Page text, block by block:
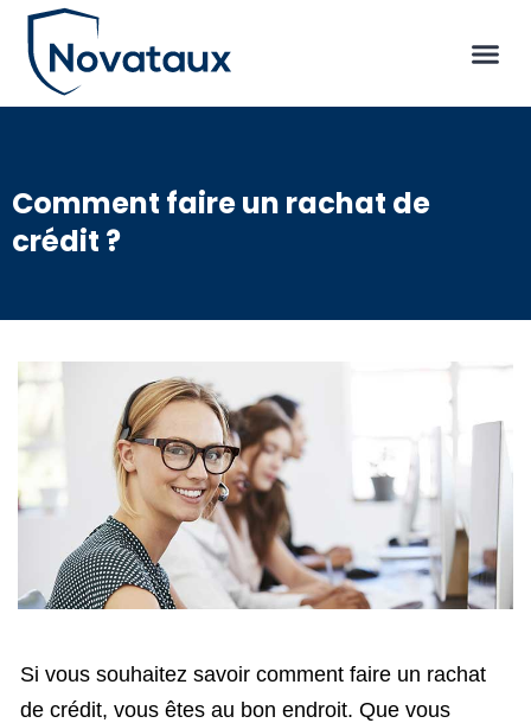
Comment faire un rachat de
crédit ?
Si vous souhaitez savoir comment faire un rachat
de crédit, vous êtes au bon endroit. Que vous